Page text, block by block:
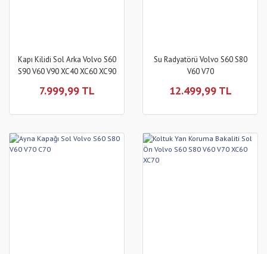
Kapı Kilidi Sol Arka Volvo S60
S90 V60 V90 XC40 XC60 XC90
7.999,99 TL
Su Radyatörü Volvo S60 S80
V60 V70
12.499,99 TL